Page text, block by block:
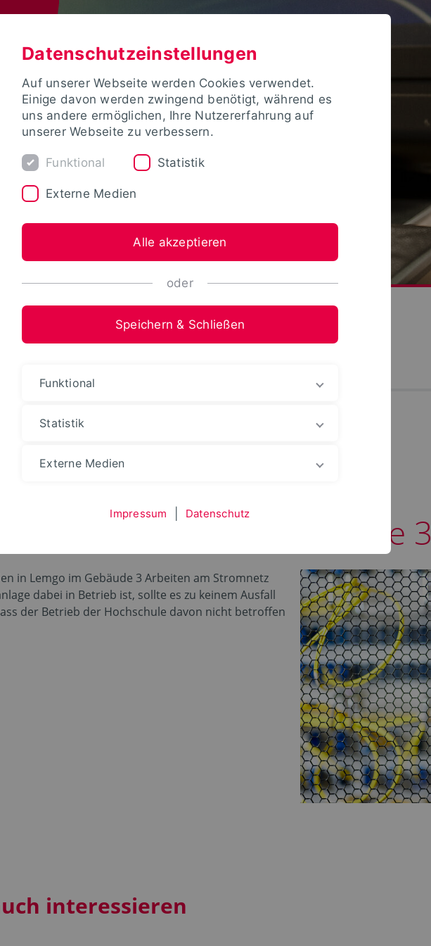
Information Medien
Ereignisse-Termine
in Lemgo in Gebäude 3
in Lemgo im Gebäude 3 Arbeiten am Stromnetz
dabei in Betrieb ist, sollte es zu keinem Ausfall
der Betrieb der Hochschule davon nicht betroffen
interessieren
Datenschutzeinstellungen
Auf unserer Webseite werden Cookies verwendet.
Einige davon werden zwingend benötigt, während es
uns andere ermöglichen, Ihre Nutzererfahrung auf
unserer Webseite zu verbessern.
Funktional Statistik
Externe Medien
Alle akzeptieren
oder
Speichern & Schließen
Funktional
Statistik
Externe Medien
Impressum Datenschutz